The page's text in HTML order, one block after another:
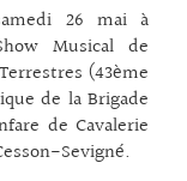
26 mai à
Musical de
(43ème
de la Brigade
de Cavalerie
Sevigné.